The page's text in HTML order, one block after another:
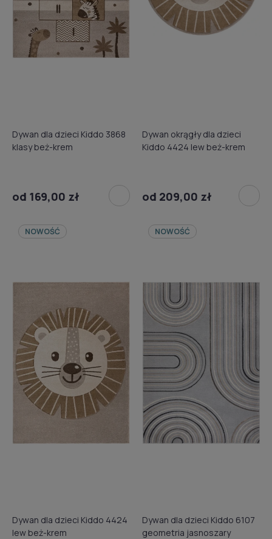
Dywan dla dzieci Kiddo 3868
klasy beż-krem
od 169,00 zł
Dywan okrągły dla dzieci
Kiddo 4424 lew beż-krem
od 209,00 zł
Dywan dla dzieci Kiddo 4424
lew beż-krem
NOWOŚĆ
Dywan dla dzieci Kiddo 6107
geometria jasnoszary
NOWOŚĆ